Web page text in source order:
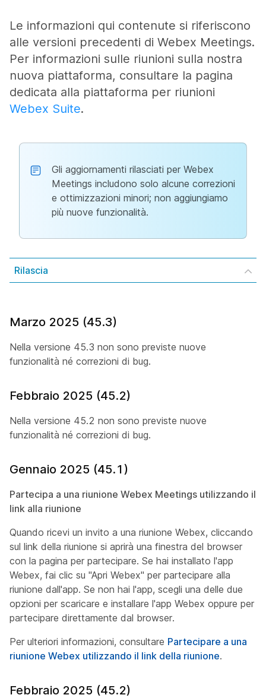
Le informazioni qui contenute si riferiscono
alle versioni precedenti di Webex Meetings.
Per informazioni sulle riunioni sulla nostra
nuova piattaforma, consultare la pagina
dedicata alla piattaforma per riunioni
Webex Suite.
Gli aggiornamenti rilasciati per Webex
Meetings includono solo alcune correzioni
e ottimizzazioni minori; non aggiungiamo
più nuove funzionalità.
Rilascia
Marzo 2025 (45.3)
Nella versione 45.3 non sono previste nuove
funzionalità né correzioni di bug.
Febbraio 2025 (45.2)
Nella versione 45.2 non sono previste nuove
funzionalità né correzioni di bug.
Gennaio 2025 (45.1)
Partecipa a una riunione Webex Meetings utilizzando il
link alla riunione
Quando ricevi un invito a una riunione Webex, cliccando
sul link della riunione si aprirà una finestra del browser
con la pagina per partecipare. Se hai installato l'app
Webex, fai clic su "Apri Webex" per partecipare alla
riunione dall'app. Se non hai l'app, scegli una delle due
opzioni per scaricare e installare l'app Webex oppure per
partecipare direttamente dal browser.
Per ulteriori informazioni, consultare Partecipare a una
riunione Webex utilizzando il link della riunione.
Febbraio 2025 (45.2)